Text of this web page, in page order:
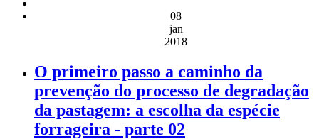
08
jan
2018
O primeiro passo a caminho da
prevenção do processo de degradação
da pastagem: a escolha da espécie
forrageira - parte 02